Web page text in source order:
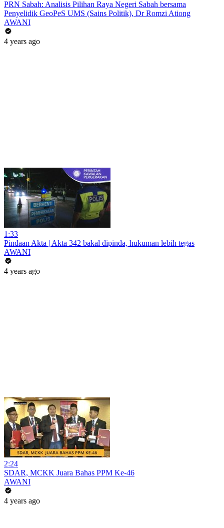
PRN Sabah: Analisis Pilihan Raya Negeri Sabah bersama
Penyelidik GeoPeS UMS (Sains Politik), Dr Romzi Ationg
AWANI
4 years ago
1:33
Pindaan Akta | Akta 342 bakal dipinda, hukuman lebih tegas
AWANI
4 years ago
2:24
SDAR, MCKK Juara Bahas PPM Ke-46
AWANI
4 years ago